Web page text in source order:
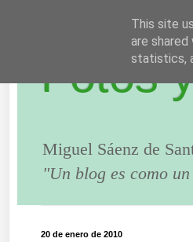
Fotos
Miguel Sáenz de
"Un blog es como
20 de enero de 2010
This site
are
statistics,